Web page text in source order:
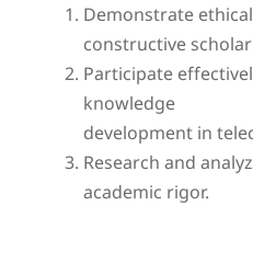
Demonstrate
constructive
Participate
knowledge
development in
Research and
academic rigor.